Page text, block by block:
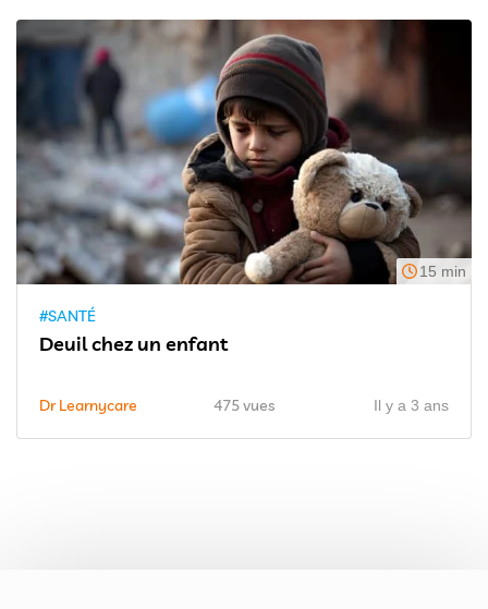
15 min
#SANTÉ
Deuil chez un enfant
Dr Learnycare 475 vues Il y a 3 ans